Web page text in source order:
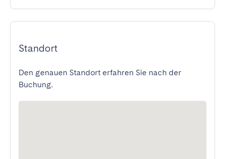
Standort
Den genauen Standort erfahren Sie nach der
Buchung.